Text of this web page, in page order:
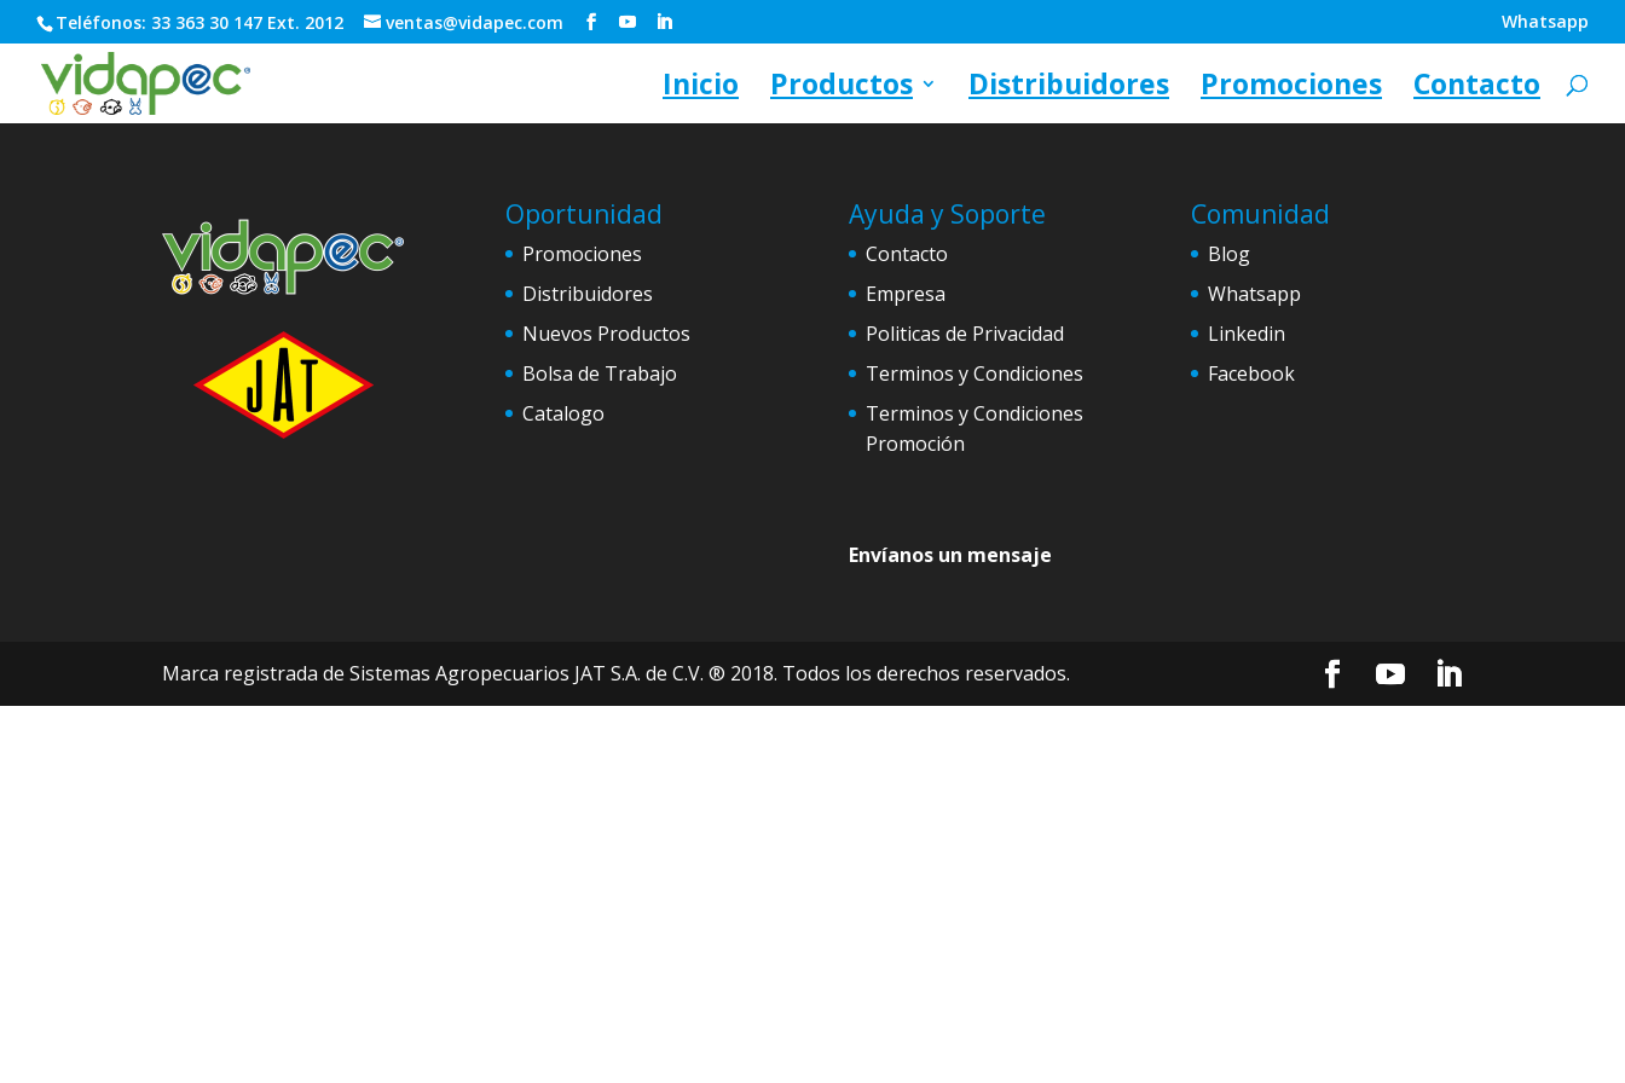
Teléfonos: 33 363 30 147 Ext. 2012 ventas@vidapec.com Whatsapp
Inicio Productos Distribuidores Promociones Contacto
Oportunidad
Promociones
Distribuidores
Nuevos Productos
Bolsa de Trabajo
Catalogo
Ayuda y Soporte
Contacto
Empresa
Politicas de Privacidad
Terminos y Condiciones
Terminos y Condiciones
Promoción
Envíanos un mensaje
Comunidad
Blog
Whatsapp
Linkedin
Facebook
Marca registrada de Sistemas Agropecuarios JAT S.A. de C.V. ® 2018. Todos los derechos reservados.